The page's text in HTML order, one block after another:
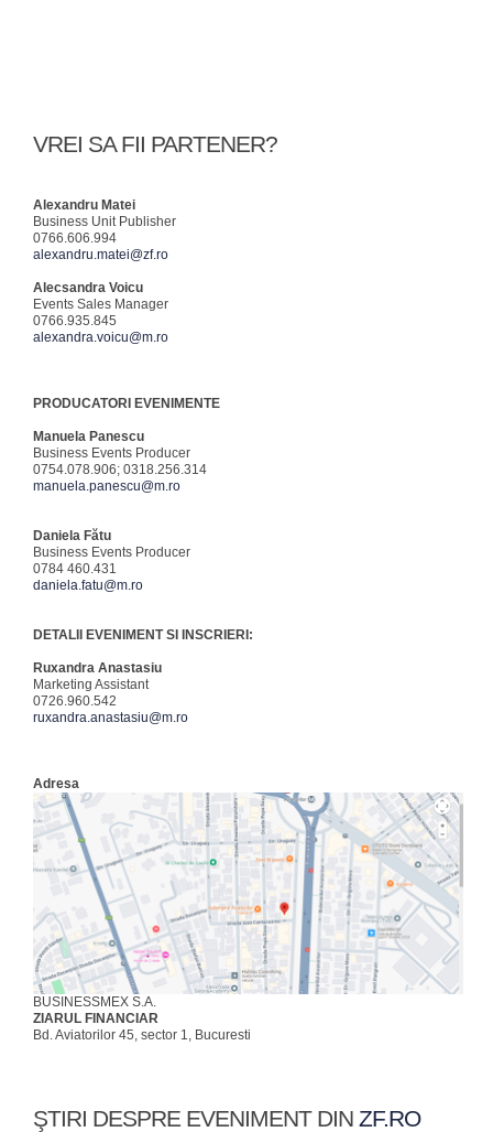
VREI SA FII PARTENER?
Alexandru Matei
Business Unit Publisher
0766.606.994
alexandru.matei@zf.ro
Alecsandra Voicu
Events Sales Manager
0766.935.845
alexandra.voicu@m.ro
PRODUCATORI EVENIMENTE
Manuela Panescu
Business Events Producer
0754.078.906; 0318.256.314
manuela.panescu@m.ro
Daniela Fătu
Business Events Producer
0784 460.431
daniela.fatu@m.ro
DETALII EVENIMENT SI INSCRIERI:
Ruxandra Anastasiu
Marketing Assistant
0726.960.542
ruxandra.anastasiu@m.ro
Adresa
BUSINESSMEX S.A.
ZIARUL FINANCIAR
Bd. Aviatorilor 45, sector 1, Bucuresti
ŞTIRI DESPRE EVENIMENT DIN ZF.RO